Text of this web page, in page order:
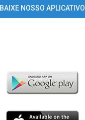
BAIXE NOSSO APLICATIVO